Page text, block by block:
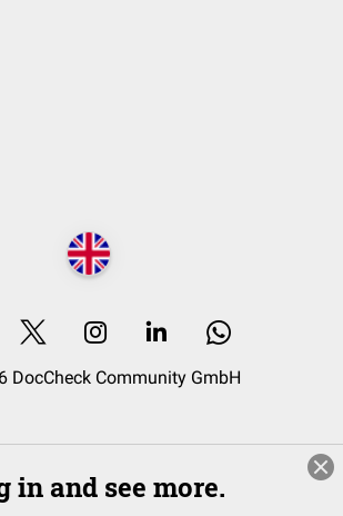
DocCheck Community GmbH
in and see more.